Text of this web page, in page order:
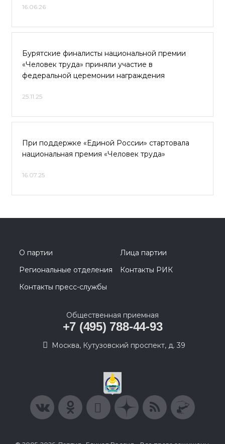
16.06.26
Бурятские финалисты национальной премии
«Человек труда» приняли участие в
федеральной церемонии награждения
25.11.25
При поддержке «Единой России» стартовала
национальная премия «Человек труда»
16.07.25
О партии
Лица партии
Региональные отделения
Контакты РИК
Контакты пресс-службы
Общественная приемная
+7 (495) 788-44-93
Москва, Кутузовский проспект, д. 39